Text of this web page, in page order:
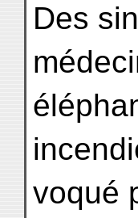
Des
voqué